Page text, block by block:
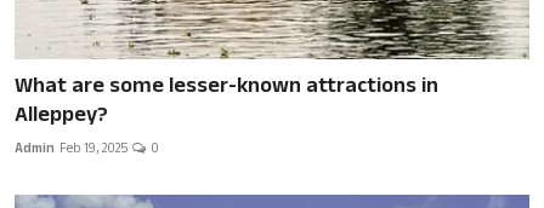
What are some lesser-known attractions in
Alleppey?
Admin Feb 19, 2025 0